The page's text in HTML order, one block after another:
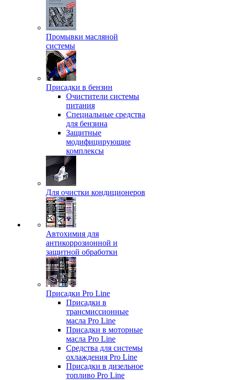
Промывки масляной
системы
Присадки в бензин
Очистители системы
питания
Специальные срeдства
для бензина
Защитные
модифицирующие
комплексы
Для очистки кондиционеров
Автохимия для
антикоррозионной и
защитной обработки
Присадки Pro Line
Присадки в
трансмиссионные
масла Pro Line
Присадки в моторные
масла Pro Line
Средства для системы
охлаждения Pro Line
Присадки в дизельное
топливо Pro Line